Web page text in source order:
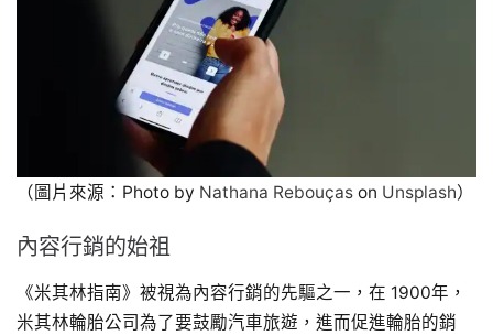
（圖片來源：Photo by Nathana Rebouças on Unsplash）
內容行銷的始祖
《米其林指南》被視為內容行銷的先驅之一，在 1900年，
米其林輪胎公司為了要鼓勵汽車旅遊，進而促進輪胎的銷